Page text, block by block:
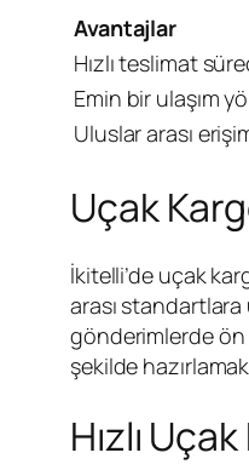
Avantajlar
Hızlı teslimat
Emin bir ulaşım
Uluslar arası
Uçak
İkitelli’de uçak
arası
gönderimlerde ön
şekilde
Hızlı